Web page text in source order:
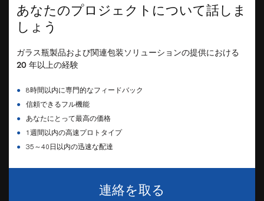
あなたのプロジェクトについて話しま
しょう
ガラス瓶製品および関連包装ソリューションの提供における
20 年以上の経験
●
8時間以内に専門的なフィードバック
●
信頼できるフル機能
●
あなたにとって最高の価格
●
1週間以内の高速プロトタイプ
●
35～40日以内の迅速な配達
連絡を取る